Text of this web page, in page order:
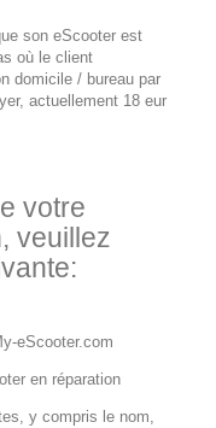
son eScooter est
où le client
domicile / bureau par
actuellement 18 eur
votre
veuillez
eScooter.com
en réparation
y compris le nom,